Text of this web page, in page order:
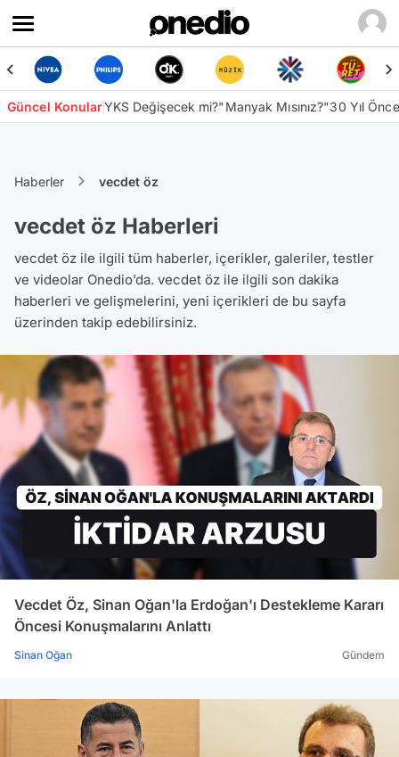
Güncel KonularYKS Değişecek mi?"Manyak Mısınız?"30 Yıl
Haberler vecdet öz
vecdet öz Haberleri
vecdet öz ile ilgili tüm haberler, içerikler, galeriler, testler
ve videolar Onedio’da. vecdet öz ile ilgili son dakika
haberleri ve gelişmelerini, yeni içerikleri de bu sayfa
üzerinden takip edebilirsiniz.
Vecdet Öz, Sinan Oğan'la Erdoğan'ı Destekleme Kararı
Öncesi Konuşmalarını Anlattı
Sinan Oğan Gündem